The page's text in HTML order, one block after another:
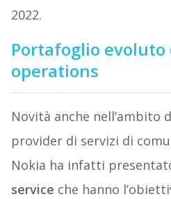
2022.
Portafoglio evoluto
operations
Novità anche nell’ambito
provider di servizi di
Nokia ha infatti
service che hanno